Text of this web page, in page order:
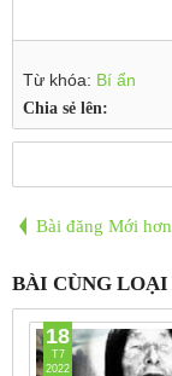
Từ khóa: Bí ẩn
Chia sẻ lên:
Bài đăng Mới hơn
BÀI CÙNG LOẠI
18
T7
2022